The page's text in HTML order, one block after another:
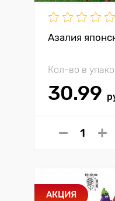
Азалия
Кол-во в
30.99
АКЦИЯ